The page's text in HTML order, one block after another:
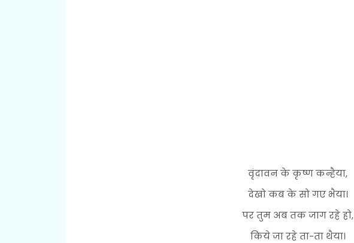
वृंदावन के कृष्ण कन्हैया,
देखो कब के सो गए भैया।
पर तुम अब तक जाग रहे हो,
किये जा रहे ता-ता थैया।